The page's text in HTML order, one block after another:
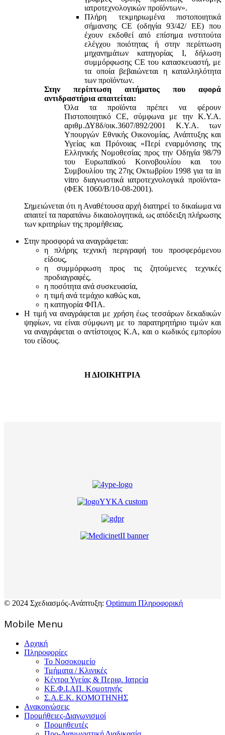
ιατροτεχνολογικών προϊόντων».
Πλήρη τεκμηριωμένα πιστοποιητικά
σήμανσης CE (οδηγία 93/42/ ΕΕ) που
έχουν εκδοθεί από επίσημα ινστιτούτα
ελέγχου ποιότητας ή στην περίπτωση
μηχανημάτων κατηγορίας Ι, δήλωση
συμμόρφωσης CE του κατασκευαστή, με
τα οποία βεβαιώνεται η καταλληλότητα
των προϊόντων.
Στην περίπτωση αιτήματος που αφορά
αντιδραστήρια απαιτείται:
Όλα τα προϊόντα πρέπει να φέρουν
Πιστοποιητικό CE, σύμφωνα με την Κ.Υ.Α.
αριθμ.ΔΥ8δ/οικ.3607/892/2001 Κ.Υ.Α. των
Υπουργών Εθνικής Οικονομίας, Ανάπτυξης και
Υγείας και Πρόνοιας «Περί εναρμόνισης της
Ελληνικής Νομοθεσίας προς την Οδηγία 98/79
του Ευρωπαϊκού Κοινοβουλίου και του
Συμβουλίου της 27ης Οκτωβρίου 1998 για τα in
vitro διαγνωστικά ιατροτεχνολογικά προϊόντα»
(ΦΕΚ 1060/Β/10-08-2001).
Σημειώνεται ότι η Αναθέτουσα αρχή διατηρεί το δικαίωμα να
απαιτεί τα παραπάνω δικαιολογητικά, ως απόδειξη πλήρωσης
των κριτηρίων της προμήθειας.
Στην προσφορά να αναγράφεται:
η πλήρης τεχνική περιγραφή του προσφερόμενου
είδους,
η συμμόρφωση προς τις ζητούμενες τεχνικές
προδιαγραφές,
η ποσότητα ανά συσκευασία,
η τιμή ανά τεμάχιο καθώς και,
η κατηγορία ΦΠΑ.
Η τιμή να αναγράφεται με χρήση έως τεσσάρων δεκαδικών
ψηφίων, να είναι σύμφωνη με το παρατηρητήριο τιμών και
να αναγράφεται ο αντίστοιχος Κ.Α, και ο κωδικός εμπορίου
του είδους.
Η ΔΙΟΙΚΗΤΡΙΑ
© 2024 Σχεδιασμός-Ανάπτυξη: Optimum Πληροφορική
Mοbile Menu
Αρχική
Πληροφορίες
Το Νοσοκομείο
Τμήματα / Κλινικές
Κέντρα Υγείας & Περιφ. Ιατρεία
ΚΕ.Φ.Ι.ΑΠ. Κομοτηνής
Σ.Α.Ε.Κ. ΚΟΜΟΤΗΝΗΣ
Ανακοινώσεις
Προμήθειες-Διαγωνισμοί
Προμηθευτές